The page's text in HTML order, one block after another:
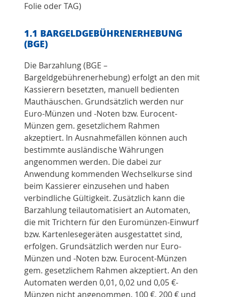
Folie oder TAG)
1.1 BARGELDGEBÜHRENERHEBUNG
(BGE)
Die Barzahlung (BGE –
Bargeldgebührenerhebung) erfolgt an den mit
Kassierern besetzten, manuell bedienten
Mauthäuschen. Grundsätzlich werden nur
Euro-Münzen und -Noten bzw. Eurocent-
Münzen gem. gesetzlichem Rahmen
akzeptiert. In Ausnahmefällen können auch
bestimmte ausländische Währungen
angenommen werden. Die dabei zur
Anwendung kommenden Wechselkurse sind
beim Kassierer einzusehen und haben
verbindliche Gültigkeit. Zusätzlich kann die
Barzahlung teilautomatisiert an Automaten,
die mit Trichtern für den Euromünzen-Einwurf
bzw. Kartenlesegeräten ausgestattet sind,
erfolgen. Grundsätzlich werden nur Euro-
Münzen und -Noten bzw. Eurocent-Münzen
gem. gesetzlichem Rahmen akzeptiert. An den
Automaten werden 0,01, 0,02 und 0,05 €-
Münzen nicht angenommen. 100 €, 200 € und